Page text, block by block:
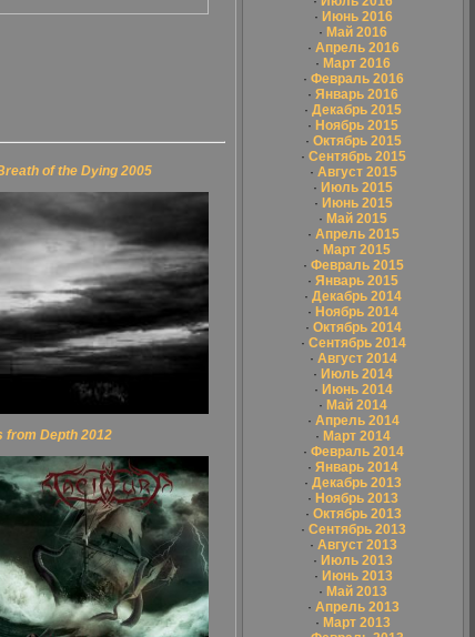
of the Dying 2005
from Depth 2012
· Июнь 2016
· Май 2016
· Апрель 2016
· Март 2016
· Февраль 2016
· Январь 2016
· Декабрь 2015
· Ноябрь 2015
· Октябрь 2015
· Сентябрь 2015
· Август 2015
· Июль 2015
· Июнь 2015
· Май 2015
· Апрель 2015
· Март 2015
· Февраль 2015
· Январь 2015
· Декабрь 2014
· Ноябрь 2014
· Октябрь 2014
· Сентябрь 2014
· Август 2014
· Июль 2014
· Июнь 2014
· Май 2014
· Апрель 2014
· Март 2014
· Февраль 2014
· Январь 2014
· Декабрь 2013
· Ноябрь 2013
· Октябрь 2013
· Сентябрь 2013
· Август 2013
· Июль 2013
· Июнь 2013
· Май 2013
· Апрель 2013
· Март 2013